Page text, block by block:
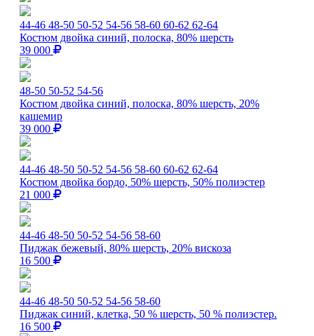
44-46 48-50 50-52 54-56 58-60 60-62 62-64
Костюм двойка синий, полоска, 80% шерсть
39 000
48-50 50-52 54-56
Костюм двойка синий, полоска, 80% шерсть, 20%
кашемир
39 000
44-46 48-50 50-52 54-56 58-60 60-62 62-64
Костюм двойка бордо, 50% шерсть, 50% полиэстер
21 000
44-46 48-50 50-52 54-56 58-60
Пиджак бежевый, 80% шерсть, 20% вискоза
16 500
44-46 48-50 50-52 54-56 58-60
Пиджак синий, клетка, 50 % шерсть, 50 % полиэстер.
16 500